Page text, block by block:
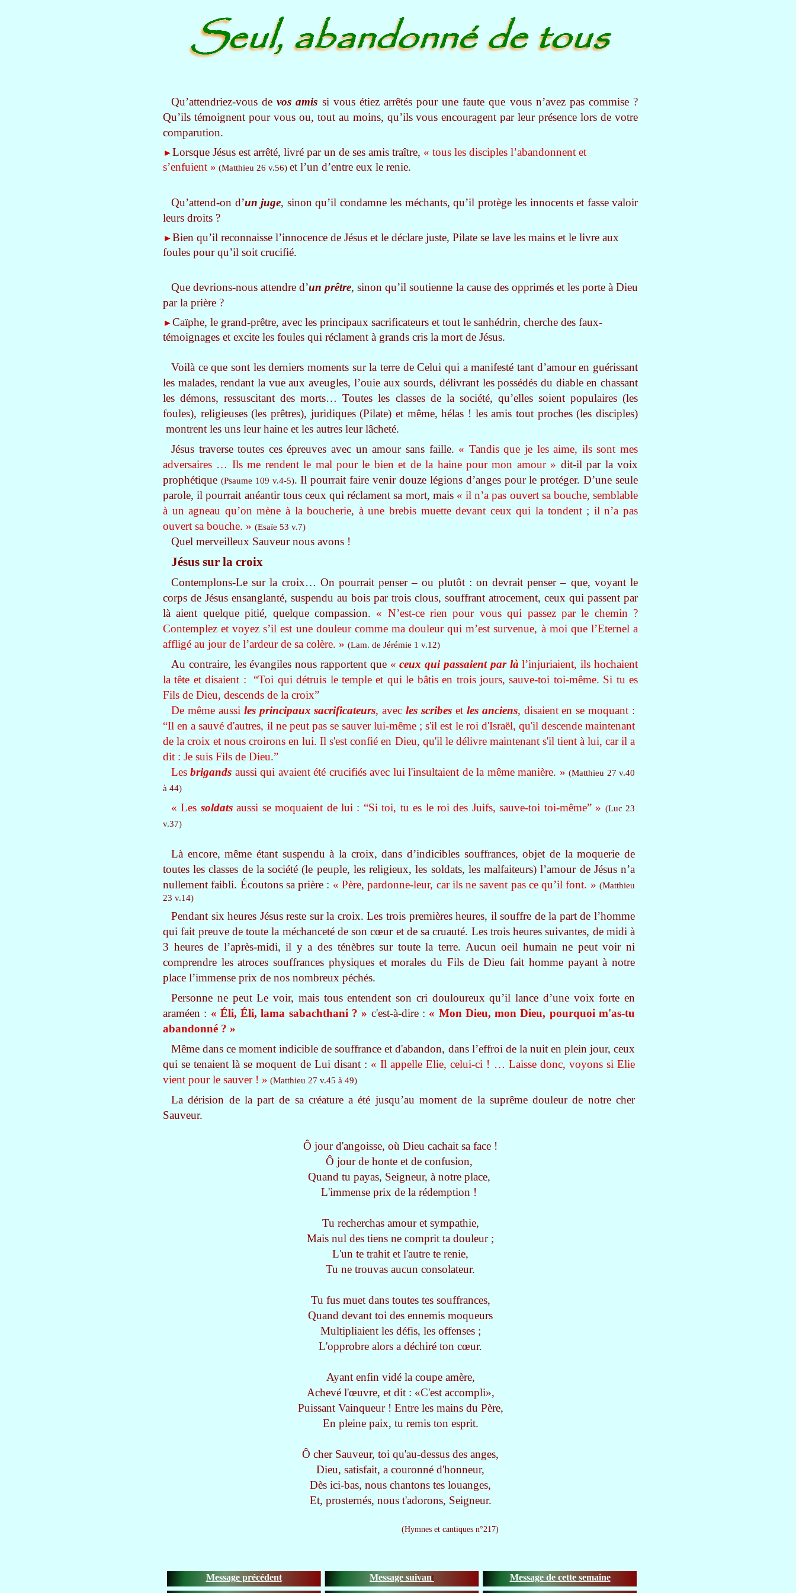
Qu’attendriez-vous devos amis si vous étiez arrêtés pour une faute que vous n’avez pas commise ?
Qu’ils témoignent pour vous ou, tout au moins, qu’ils vous encouragent par leur présence lors de votre
comparution.
►Lorsque Jésus est arrêté, livré par un de ses amis traître, « tous les disciples l’abandonnent et
s’enfuient » (Matthieu 26 v.56) et l’un d’entre eux le renie.
Qu’attend-on d’un juge, sinon qu’il condamne les méchants, qu’il protège les innocents et fasse valoir
leurs droits ?
►Bien qu’il reconnaisse l’innocence de Jésus et le déclare juste, Pilate se lave les mains et le livre aux
foules pour qu’il soit crucifié.
Que devrions-nous attendre d’un prêtre, sinon qu’il soutienne la cause des opprimés et les porte à Dieu
par la prière ?
►Caïphe, le grand-prêtre, avec les principaux sacrificateurs et tout le sanhédrin, cherche des faux-
témoignages et excite les foules qui réclament à grands cris la mort de Jésus.
Voilà ce que sont les derniers moments sur la terre de Celui qui a manifesté tant d’amour en guérissant
les malades, rendant la vue aux aveugles, l’ouie aux sourds, délivrant les possédés du diable en chassant
les démons, ressuscitant des morts… Toutes les classes de la société, qu’elles soient populaires (les
foules), religieuses (les prêtres), juridiques (Pilate) et même, hélas ! les amis tout proches (les disciples)
montrent les uns leur haine et les autres leur lâcheté.
Jésus traverse toutes ces épreuves avec un amour sans faille. « Tandis que je les aime, ils sont mes
adversaires … Ils me rendent le mal pour le bien et de la haine pour mon amour » dit-il par la voix
prophétique (Psaume 109 v.4-5). Il pourrait faire venir douze légions d’anges pour le protéger. D’une seule
parole, il pourrait anéantir tous ceux qui réclament sa mort, mais« il n’a pas ouvert sa bouche, semblable
à un agneau qu’on mène à la boucherie, à une brebis muette devant ceux qui la tondent ; il n’a pas
ouvert sa bouche. » (Esaïe 53 v.7)
Quel merveilleux Sauveur nous avons !
Jésus sur la croix
Contemplons-Le sur la croix… On pourrait penser – ou plutôt : on devrait penser – que, voyant le
corps de Jésus ensanglanté, suspendu au bois par trois clous, souffrant atrocement, ceux qui passent par
là aient quelque pitié, quelque compassion. « N’est-ce rien pour vous qui passez par le chemin ?
Contemplez et voyez s’il est une douleur comme ma douleur qui m’est survenue, à moi que l’Eternel a
affligé au jour de l’ardeur de sa colère. » (Lam. de Jérémie 1 v.12)
Au contraire, les évangiles nous rapportent que «ceux qui passaient par là l’injuriaient, ils hochaient
la tête et disaient : “Toi qui détruis le temple et qui le bâtis en trois jours, sauve-toi toi-même. Si tu es
Fils de Dieu, descends de la croix”
De même aussi les principaux sacrificateurs, avecles scribes et les anciens, disaient en se moquant :
“Il en a sauvé d'autres, il ne peut pas se sauver lui-même ; s'il est le roi d'Israël, qu'il descende maintenant
de la croix et nous croirons en lui. Il s'est confié en Dieu, qu'il le délivre maintenant s'il tient à lui, car il a
dit : Je suis Fils de Dieu.”
Lesbrigands aussi qui avaient été crucifiés avec lui l'insultaient de la même manière. » (Matthieu 27 v.40
à 44)
« Les soldatsaussi se moquaient de lui : “Si toi, tu es le roi des Juifs, sauve-toi toi-même” » (Luc 23
v.37)
Là encore, même étant suspendu à la croix, dans d’indicibles souffrances, objet de la moquerie de
toutes les classes de la société (le peuple, les religieux, les soldats, les malfaiteurs) l’amour de Jésus n’a
nullement faibli. Écoutons sa prière : « Père, pardonne-leur, car ils ne savent pas ce qu’il font. » (Matthieu
23 v.14)
Pendant six heures Jésus reste sur la croix. Les trois premières heures, il souffre de la part de l’homme
qui fait preuve de toute la méchanceté de son cœur et de sa cruauté. Les trois heures suivantes, de midi à
3 heures de l’après-midi, il y a des ténèbres sur toute la terre. Aucun oeil humain ne peut voir ni
comprendre les atroces souffrances physiques et morales du Fils de Dieu fait homme payant à notre
place l’immense prix de nos nombreux péchés.
Personne ne peut Le voir, mais tous entendent son cri douloureux qu’il lance d’une voix forte en
araméen : « Éli, Éli, lama sabachthani ? » c'est-à-dire : « Mon Dieu, mon Dieu, pourquoi m'as-tu
abandonné ? »
Même dans ce moment indicible de souffrance et d'abandon, dans l’effroi de la nuit en plein jour, ceux
qui se tenaient là se moquent de Lui disant : « Il appelle Elie, celui-ci ! … Laisse donc, voyons si Elie
vient pour le sauver ! » (Matthieu 27 v.45 à 49)
La dérision de la part de sa créature a été jusqu’au moment de la suprême douleur de notre cher
Sauveur.
Ô jour d'angoisse, où Dieu cachait sa face !
Ô jour de honte et de confusion,
Quand tu payas, Seigneur, à notre place,
L'immense prix de la rédemption !
Tu recherchas amour et sympathie,
Mais nul des tiens ne comprit ta douleur ;
L'un te trahit et l'autre te renie,
Tu ne trouvas aucun consolateur.
Tu fus muet dans toutes tes souffrances,
Quand devant toi des ennemis moqueurs
Multipliaient les défis, les offenses ;
L'opprobre alors a déchiré ton cœur.
Ayant enfin vidé la coupe amère,
Achevé l'œuvre, et dit : «C'est accompli»,
Puissant Vainqueur ! Entre les mains du Père,
En pleine paix, tu remis ton esprit.
Ô cher Sauveur, toi qu'au-dessus des anges,
Dieu, satisfait, a couronné d'honneur,
Dès ici-bas, nous chantons tes louanges,
Et, prosternés, nous t'adorons, Seigneur.
(Hymnes et cantiques n°217)
Message précédent Message suivant
Message de cette semaine